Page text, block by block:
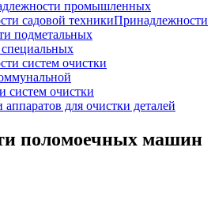
промышленных
садовой техникиПринадлежности
подметальных
систем очистки
систем очистки
для очистки деталей
поломоечных машин